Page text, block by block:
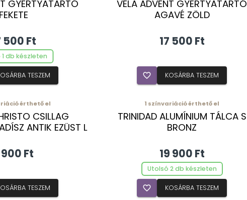
GYERTYATARTÓ
FEKETE
500 Ft
db készleten
TESZEM
VELA ADVENT GYERTYATARTÓ
AGAVÉ ZÖLD
17 500 Ft
favorite_border KOSÁRBA TESZEM
érthető el
CSILLAG
ANTIK EZÜST L
Ft
TESZEM
1 színvariáció érthető el
TRINIDAD ALUMÍNIUM TÁLCA S
BRONZ
19 900 Ft
Utolsó 2 db készleten
favorite_border KOSÁRBA TESZEM